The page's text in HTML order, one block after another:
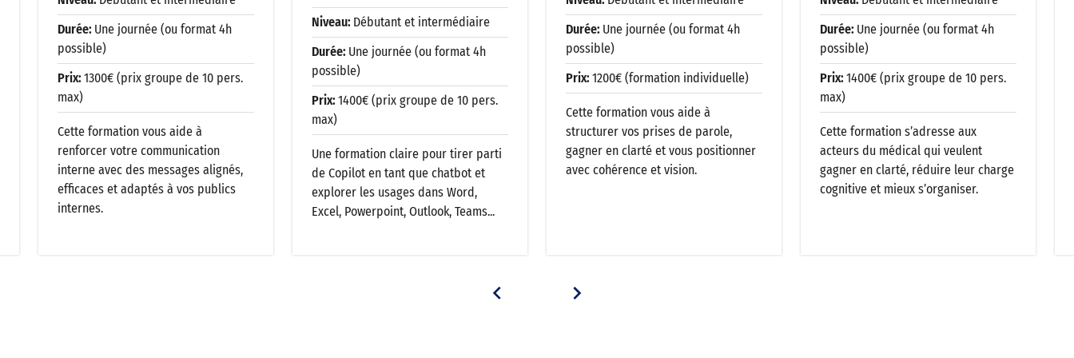
Durée: Une journée (ou format 4h
possible)
Prix: 1300€ (prix groupe de 10 pers.
max)
Cette formation vous aide à
renforcer votre communication
interne avec des messages alignés,
efficaces et adaptés à vos publics
internes.
Niveau: Débutant et intermédiaire
Durée: Une journée (ou format 4h
possible)
Prix: 1400€ (prix groupe de 10 pers.
max)
Une formation claire pour tirer parti
de Copilot en tant que chatbot et
explorer les usages dans Word,
Excel, Powerpoint, Outlook, Teams...
Durée: Une journée (ou format 4h
possible)
Prix: 1200€ (formation individuelle)
Cette formation vous aide à
structurer vos prises de parole,
gagner en clarté et vous positionner
avec cohérence et vision.
Durée: Une journée (ou format 4h
possible)
Prix: 1400€ (prix groupe de 10 pers.
max)
Cette formation s’adresse aux
acteurs du médical qui veulent
gagner en clarté, réduire leur charge
cognitive et mieux s’organiser.